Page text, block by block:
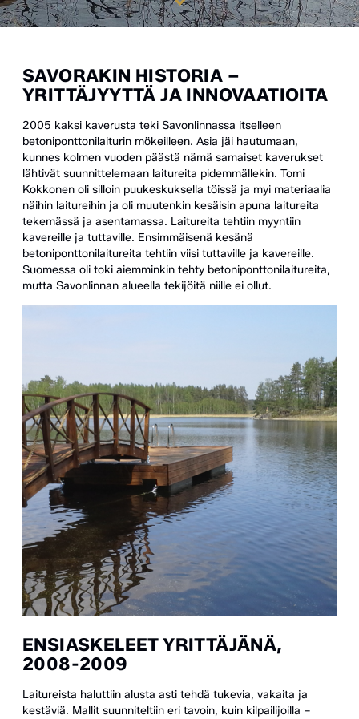
SAVORAKIN HISTORIA –
YRITTÄJYYTTÄ JA INNOVAATIOITA
2005 kaksi kaverusta teki Savonlinnassa itselleen
betoniponttonilaiturin mökeilleen. Asia jäi hautumaan,
kunnes kolmen vuoden päästä nämä samaiset kaverukset
lähtivät suunnittelemaan laitureita pidemmällekin. Tomi
Kokkonen oli silloin puukeskuksella töissä ja myi materiaalia
näihin laitureihin ja oli muutenkin kesäisin apuna laitureita
tekemässä ja asentamassa. Laitureita tehtiin myyntiin
kavereille ja tuttaville. Ensimmäisenä kesänä
betoniponttonilaitureita tehtiin viisi tuttaville ja kavereille.
Suomessa oli toki aiemminkin tehty betoniponttonilaitureita,
mutta Savonlinnan alueella tekijöitä niille ei ollut.
ENSIASKELEET YRITTÄJÄNÄ,
2008-2009
Laitureista haluttiin alusta asti tehdä tukevia, vakaita ja
kestäviä. Mallit suunniteltiin eri tavoin, kuin kilpailijoilla –